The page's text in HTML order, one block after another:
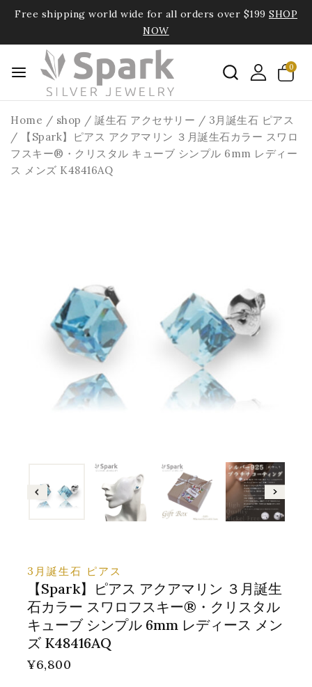
Free shipping world wide for all orders over $199 SHOP
NOW
0
Home / shop / 誕生石 アクセサリー / 3月誕生石 ピアス
/
【Spark】ピアス アクアマリン ３月誕生石カラー スワロ
フスキー®・クリスタル キューブ シンプル 6mm レディー
ス メンズ K48416AQ
3月誕生石 ピアス
【Spark】ピアス アクアマリン ３月誕生
石カラー スワロフスキー®・クリスタル
キューブ シンプル 6mm レディース メン
ズ K48416AQ
¥6,800
過去 6 時間に販売された 6 製品